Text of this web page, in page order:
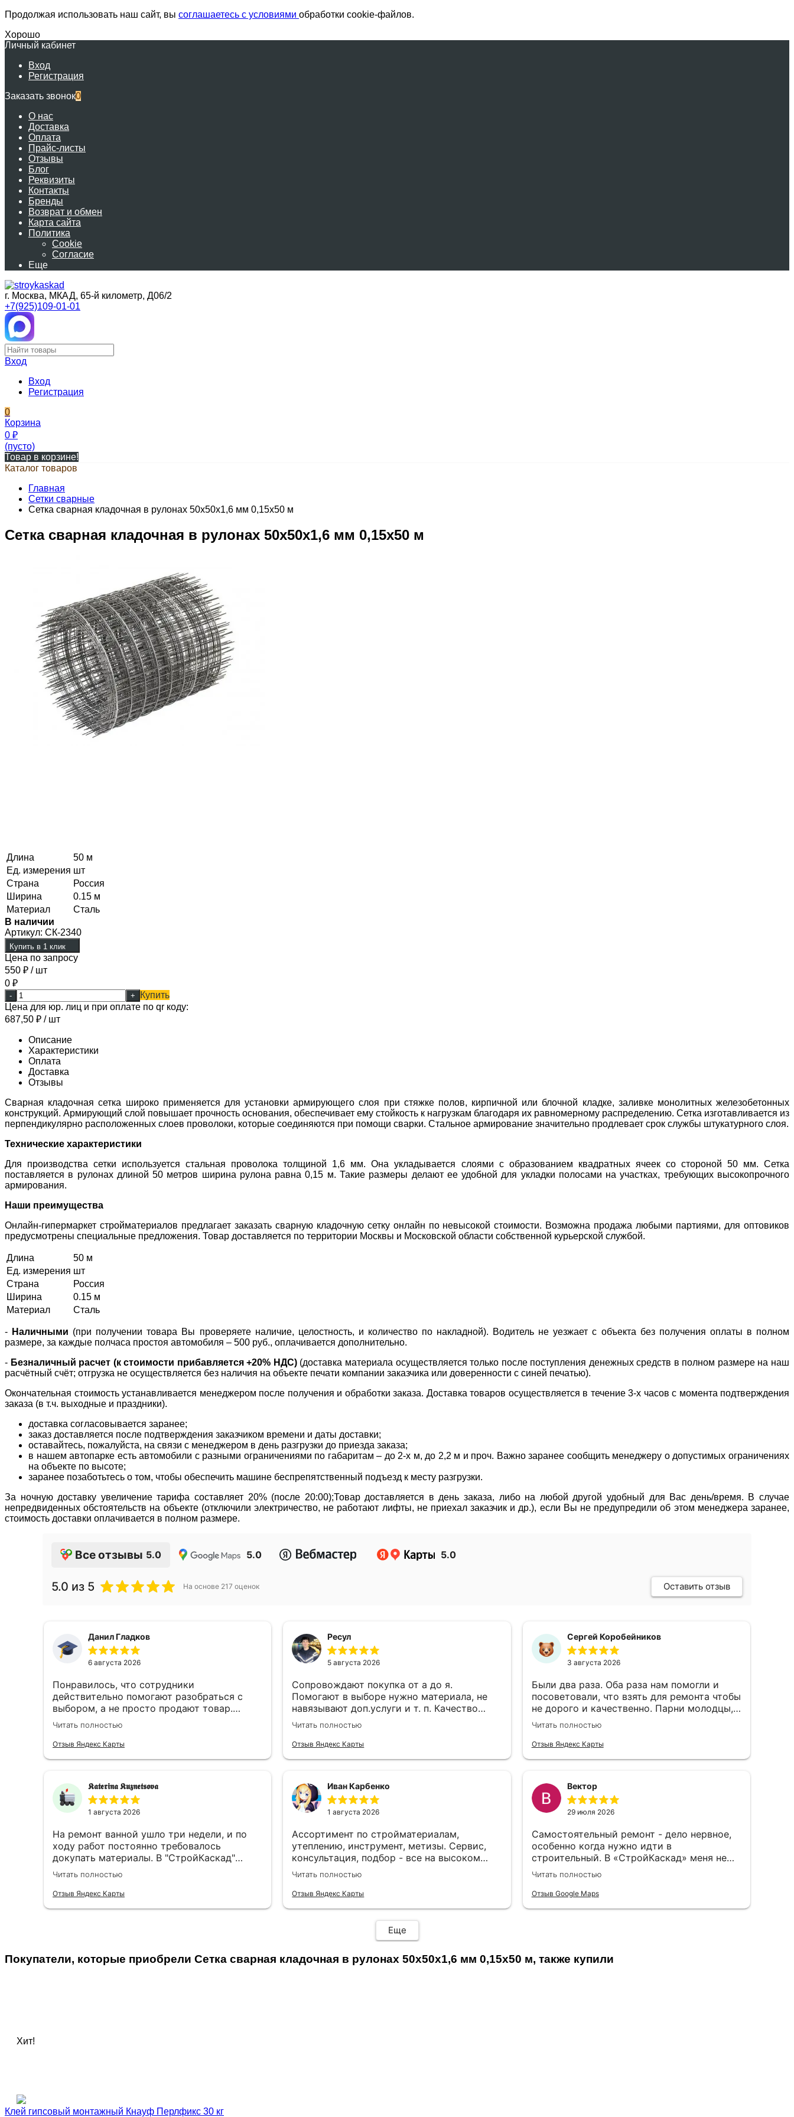
Продолжая использовать наш сайт, вы соглашаетесь с условиями обработки cookie-файлов.
Хорошо
Личный кабинет
Вход
Регистрация
Заказать звонок0
О нас
Доставка
Оплата
Прайс-листы
Отзывы
Блог
Реквизиты
Контакты
Бренды
Возврат и обмен
Карта сайта
Политика
Cookie
Согласие
Еще
г. Москва, МКАД, 65-й километр, Д06/2
+7(925)109-01-01
Вход
Вход
Регистрация
0
Корзина
0 ₽
(пусто)
Товар в корзине!
Каталог товаров
Главная
Сетки сварные
Сетка сварная кладочная в рулонах 50х50х1,6 мм 0,15х50 м
Сетка сварная кладочная в рулонах 50х50х1,6 мм 0,15х50 м
Длина
50 м
Ед. измерения шт
Страна
Россия
Ширина
0.15 м
Материал
Сталь
В наличии
Артикул: СК-2340
Купить в 1 клик
Цена по запросу
550 ₽ / шт
0 ₽
- +
Купить
Цена для юр. лиц и при оплате по qr коду:
687,50 ₽ / шт
Описание
Характеристики
Оплата
Доставка
Отзывы
Сварная кладочная сетка широко применяется для установки армирующего слоя при стяжке полов, кирпичной или блочной кладке, заливке монолитных железобетонных
конструкций. Армирующий слой повышает прочность основания, обеспечивает ему стойкость к нагрузкам благодаря их равномерному распределению. Сетка изготавливается из
перпендикулярно расположенных слоев проволоки, которые соединяются при помощи сварки. Стальное армирование значительно продлевает срок службы штукатурного слоя.
Технические характеристики
Для производства сетки используется стальная проволока толщиной 1,6 мм. Она укладывается слоями с образованием квадратных ячеек со стороной 50 мм. Сетка
поставляется в рулонах длиной 50 метров ширина рулона равна 0,15 м. Такие размеры делают ее удобной для укладки полосами на участках, требующих высокопрочного
армирования.
Наши преимущества
Онлайн-гипермаркет стройматериалов предлагает заказать сварную кладочную сетку онлайн по невысокой стоимости. Возможна продажа любыми партиями, для оптовиков
предусмотрены специальные предложения. Товар доставляется по территории Москвы и Московской области собственной курьерской службой.
Длина
50 м
Ед. измерения шт
Страна
Россия
Ширина
0.15 м
Материал
Сталь
- Наличными (при получении товара Вы проверяете наличие, целостность, и количество по накладной). Водитель не уезжает с объекта без получения оплаты в полном
размере, за каждые полчаса простоя автомобиля – 500 руб., оплачивается дополнительно.
- Безналичный расчет (к стоимости прибавляется +20% НДС) (доставка материала осуществляется только после поступления денежных средств в полном размере на наш
расчётный счёт; отгрузка не осуществляется без наличия на объекте печати компании заказчика или доверенности с синей печатью).
Окончательная стоимость устанавливается менеджером после получения и обработки заказа. Доставка товаров осуществляется в течение 3-х часов с момента подтверждения
заказа (в т.ч. выходные и праздники).
доставка согласовывается заранее;
заказ доставляется после подтверждения заказчиком времени и даты доставки;
оставайтесь, пожалуйста, на связи с менеджером в день разгрузки до приезда заказа;
в нашем автопарке есть автомобили с разными ограничениями по габаритам – до 2-х м, до 2,2 м и проч. Важно заранее сообщить менеджеру о допустимых ограничениях
на объекте по высоте;
заранее позаботьтесь о том, чтобы обеспечить машине беспрепятственный подъезд к месту разгрузки.
За ночную доставку увеличение тарифа составляет 20% (после 20:00);Товар доставляется в день заказа, либо на любой другой удобный для Вас день/время. В случае
непредвиденных обстоятельств на объекте (отключили электричество, не работают лифты, не приехал заказчик и др.), если Вы не предупредили об этом менеджера заранее,
стоимость доставки оплачивается в полном размере.
Все отзывы 5.0 5.0 5.0
5.0 из 5 На основе 217 оценок Оставить отзыв
Данил Гладков
6 августа 2026
Понравилось, что сотрудники
действительно помогают разобраться с
выбором, а не просто продают товар.
Подсказали оптимальное решение и ничего
лишнего не навязывали. Остался доволен и
качеством продукции, и обслуживанием.
Читать полностью
Отзыв Яндекс Карты
Ресул
5 августа 2026
Сопровождают покупка от а до я.
Помогают в выборе нужно материала, не
навязывают доп.услуги и т. п. Качество
работы, ценами и качеством продукции
доволен!
Читать полностью
Отзыв Яндекс Карты
Сергей Коробейников
3 августа 2026
Были два раза. Оба раза нам помогли и
посоветовали, что взять для ремонта чтобы
не дорого и качественно. Парни молодцы,
чуть не экскурсию провели по магазину)
Цены тоже нормальные
Читать полностью
Отзыв Яндекс Карты
𝕶𝖆𝖙𝖊𝖗𝖎𝖓𝖆 𝕶𝖚𝖟𝖓𝖊𝖙𝖘𝖔𝖛𝖆
1 августа 2026
На ремонт ванной ушло три недели, и по
ходу работ постоянно требовалось
докупать материалы. В "СтройКаскад"
менеджеры быстро находили всё
необходимое, а однажды даже доходчиво
объяснили, какую грунтовку выбрать для
Читать полностью
Отзыв Яндекс Карты
Иван Карбенко
1 августа 2026
Ассортимент по стройматериалам,
утеплению, инструмент, метизы. Сервис,
консультация, подбор - все на высоком
уровне. Рекомендую. Отличный магазин для
строительства и ремонта.
Читать полностью
Отзыв Яндекс Карты
Вектор
29 июля 2026
Самостоятельный ремонт - дело нервное,
особенно когда нужно идти в
строительный. В «СтройКаскад» меня не
стали судить за неопытность, а просто
объяснили, что и как лучше выбрать.
Читать полностью
Отзыв Google Maps
Еще
Покупатели, которые приобрели Сетка сварная кладочная в рулонах 50х50х1,6 мм 0,15х50 м, также купили
Хит!
Клей гипсовый монтажный Кнауф Перлфикс 30 кг